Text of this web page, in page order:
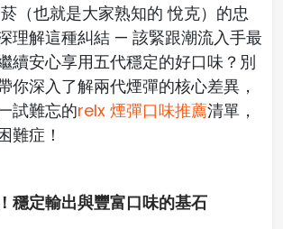
（也就是大家熟知的 悅克）的忠
理解這種糾結 — 該緊跟潮流入手最
續安心享用五代穩定的好口味？別
你深入了解兩代煙彈的核心差異，
試難忘的relx 煙彈口味推薦清單，
難症！
穩定輸出與豐富口味的基石